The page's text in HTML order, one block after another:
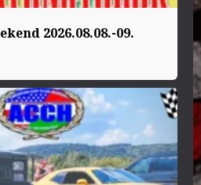
2026.08.08.-09.